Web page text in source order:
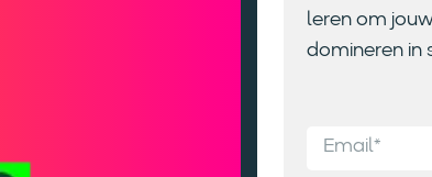
leren om
domineren in